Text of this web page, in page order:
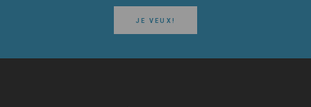
JE VEUX!